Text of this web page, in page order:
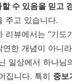
수 있음을 믿고
주고 있습니다.
리뷰에서는 “기도
한 개념이 아니
일상에서 하나님
집니다. 특히 중보